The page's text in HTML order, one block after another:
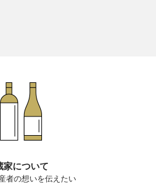
家について
者の想いを伝えたい